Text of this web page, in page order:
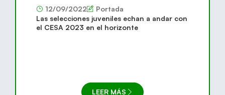
12/09/2022
Portada
Las selecciones juveniles echan a andar con
el CESA 2023 en el horizonte
LEER MÁS